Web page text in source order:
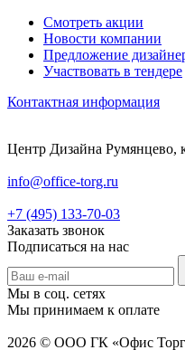
Смотреть акции
Новости компании
Предложение
Участвовать в тендере
Контактная информация
Центр Дизайна Румянцево,
info@office-torg.ru
+7 (495) 133-70-03
Заказать звонок
Подписаться на нас
Мы в соц. сетях
Мы принимаем к оплате
2026 © ООО ГК «Офис